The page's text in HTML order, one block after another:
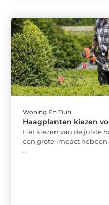
Woning En Tuin
Haagplanten kiezen
Het kiezen van de juiste
een grote impact hebben
...